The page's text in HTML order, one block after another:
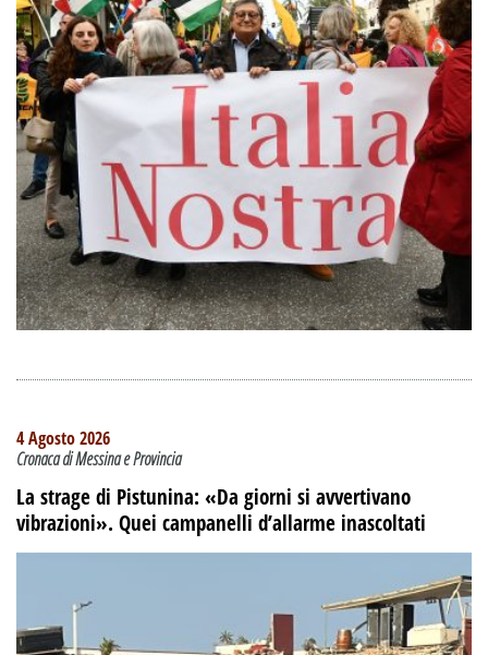
4 Agosto 2026
Cronaca di Messina e Provincia
La strage di Pistunina: «Da giorni si avvertivano
vibrazioni». Quei campanelli d’allarme inascoltati